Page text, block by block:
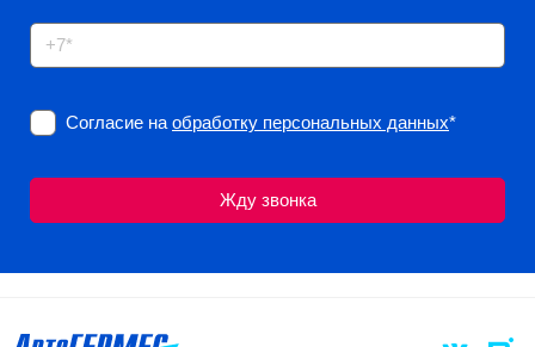
Согласие на обработку персональных данных*